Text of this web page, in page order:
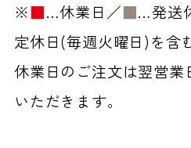
※■…休業日／■…発送
定休日(毎週火曜日)を含
休業日のご注文は翌営業
いただきます。